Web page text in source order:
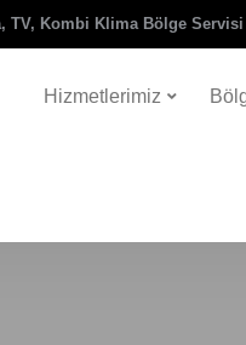
TV, Kombi Klima Bölge Servisi
Hizmetlerimiz